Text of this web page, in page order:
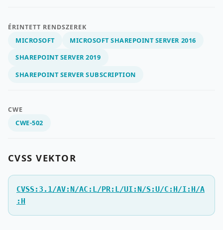
ÉRINTETT RENDSZEREK
MICROSOFT
MICROSOFT SHAREPOINT SERVER 2016
SHAREPOINT SERVER 2019
SHAREPOINT SERVER SUBSCRIPTION
CWE
CWE-502
CVSS VEKTOR
CVSS:3.1/AV:N/AC:L/PR:L/UI:N/S:U/C:H/I:H/A
:H